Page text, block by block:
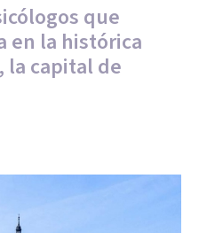
que
en la histórica
la capital de